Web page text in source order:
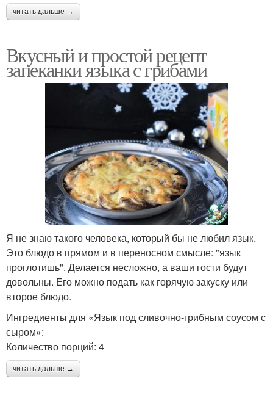
читать дальше →
Вкусный и простой рецепт
запеканки языка с грибами
Я не знаю такого человека, который бы не любил язык.
Это блюдо в прямом и в переносном смысле: "язык
проглотишь". Делается несложно, а ваши гости будут
довольны. Его можно подать как горячую закуску или
второе блюдо.
Ингредиенты для «Язык под сливочно-грибным соусом с
сыром»:
Количество порций: 4
читать дальше →